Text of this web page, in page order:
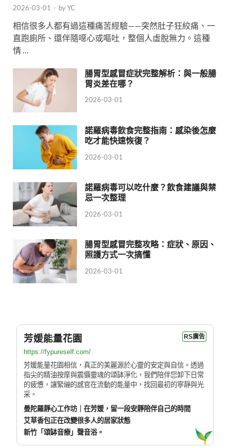
2026-03-01 - byYC
相信很多人都有過這種痛苦經驗——突然肚子狂絞痛、一
直跑廁所、還伴隨噁心或嘔吐，整個人虛脫無力。這種
情 …
腸胃型感冒症狀完整解析：與一般腸
胃炎差在哪？
2026-03-01
諾羅病毒飲食完整指南：感染後怎麼
吃才能快速恢復？
2026-03-01
諾羅病毒可以吃什麼？飲食建議與禁
忌一次整理
2026-03-01
腸胃型感冒完整攻略：症狀、原因、
照護方式一次搞懂
2026-03-01
芳媛能量花園 RS廣告
https://fypureself.com/
芳媛能量花園相信，真正的美麗源於心靈的安定與自信。透過
指尖的精油按摩與震懾靈魂的頌缽淨化，我們陪伴您卸下日常
的疲憊，讓緊繃的感官在流動的能量中，找回最初的寧靜與光
采。
曼陀羅靜心工作坊｜在芳媛，留一段安靜陪伴自己的時間
艾草香包正在改變很多人的居家狀態
新竹「頌缽音療」聲音浴。